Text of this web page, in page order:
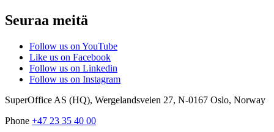
Seuraa meitä
Follow us on YouTube
Like us on Facebook
Follow us on Linkedin
Follow us on Instagram
SuperOffice AS (HQ), Wergelandsveien 27, N-0167 Oslo, Norway
Phone +47 23 35 40 00